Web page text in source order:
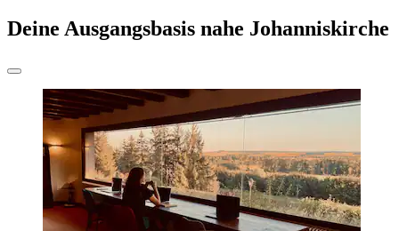
Deine Ausgangsbasis nahe Johanniskirche